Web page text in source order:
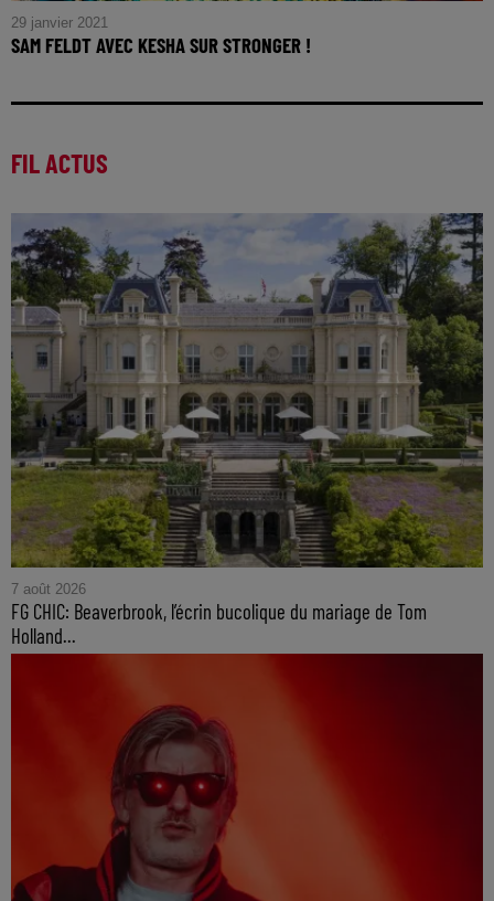
29 janvier 2021
SAM FELDT AVEC KESHA SUR STRONGER !
FIL ACTUS
7 août 2026
FG CHIC: Beaverbrook, l’écrin bucolique du mariage de Tom
Holland...